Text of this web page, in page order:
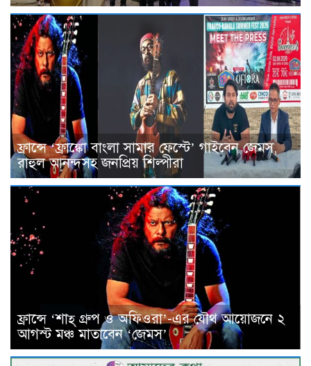
ফ্রান্সে ‘ফ্রাঙ্কো বাংলা সামার ফেস্টে’ গাইবেন জেমস,
রাহুল আনন্দসহ জনপ্রিয় শিল্পীরা
ফ্রান্সে ‘শাহ্ গ্রুপ ও অফিওরা’-এর যৌথ আয়োজনে ২
আগস্ট মঞ্চ মাতাবেন ‘জেমস’